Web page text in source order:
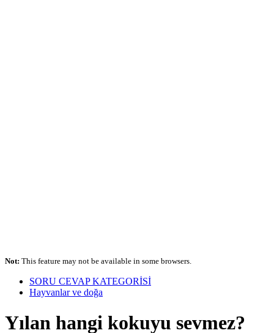
Not: This feature may not be available in some browsers.
SORU CEVAP KATEGORİSİ
Hayvanlar ve doğa
Yılan hangi kokuyu sevmez?